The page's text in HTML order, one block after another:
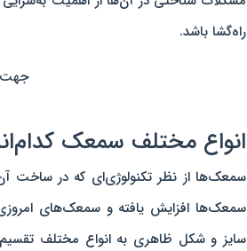
راه‌گشا باشد.
جهت
انواع مختلف سمعک
سمعک‌ها از نظر تکنولوژی‌ای که در ساخت
سمعک‌ها افزایش یافته و سمعک‌های
سایز و شکل ظاهری به انواع مختلف تقسیم